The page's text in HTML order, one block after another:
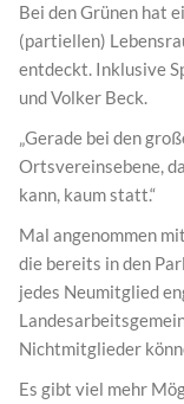
Bei den Grünen hat
(partiellen)
entdeckt. Inklusive
und Volker Beck.
„Gerade bei den
Ortsvereinsebene,
kann, kaum statt.“
Mal angenommen
die bereits in den
jedes Neumitglied
Nichtmitglieder
Es gibt viel mehr